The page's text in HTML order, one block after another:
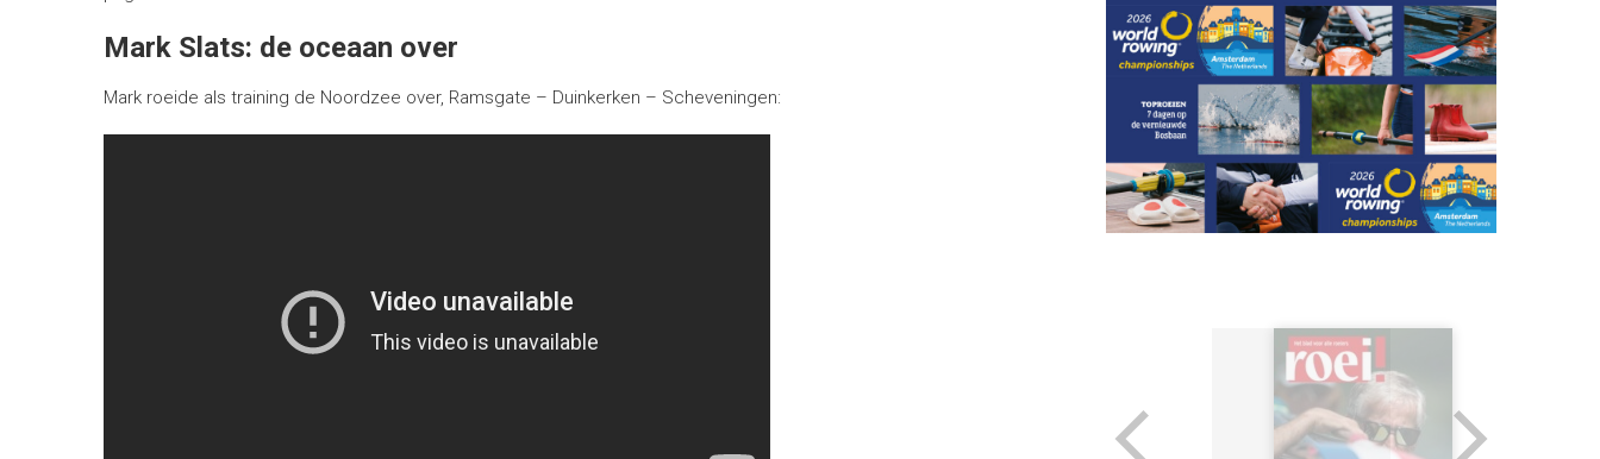
Mark Slats: de oceaan over
Mark roeide als training de Noordzee over, Ramsgate – Duinkerken – Scheveningen: